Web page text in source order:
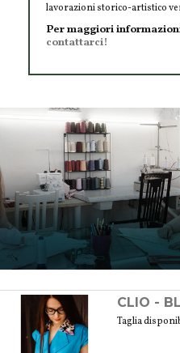
lavorazioni storico-artistico
Per maggiori
contattarci!
Taglia